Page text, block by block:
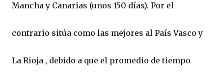
Mancha y Canarias (unos 150 días). Por el
contrario sitúa como las mejores al País Vasco y
La Rioja , debido a que el promedio de tiempo